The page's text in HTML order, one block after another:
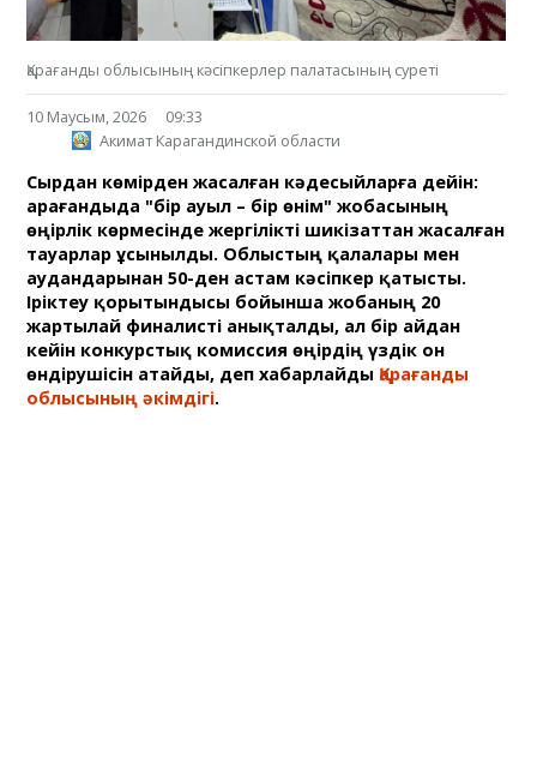
Қарағанды облысының кәсіпкерлер палатасының суреті
10 Маусым, 2026
09:33
Акимат Карагандинской области
Сырдан көмірден жасалған кәдесыйларға дейін:
Қарағандыда "бір ауыл – бір өнім" жобасының
өңірлік көрмесінде жергілікті шикізаттан жасалған
тауарлар ұсынылды. Облыстың қалалары мен
аудандарынан 50-ден астам кәсіпкер қатысты.
Іріктеу қорытындысы бойынша жобаның 20
жартылай финалисті анықталды, ал бір айдан
кейін конкурстық комиссия өңірдің үздік он
өндірушісін атайды, деп хабарлайды Қарағанды
облысының әкімдігі.